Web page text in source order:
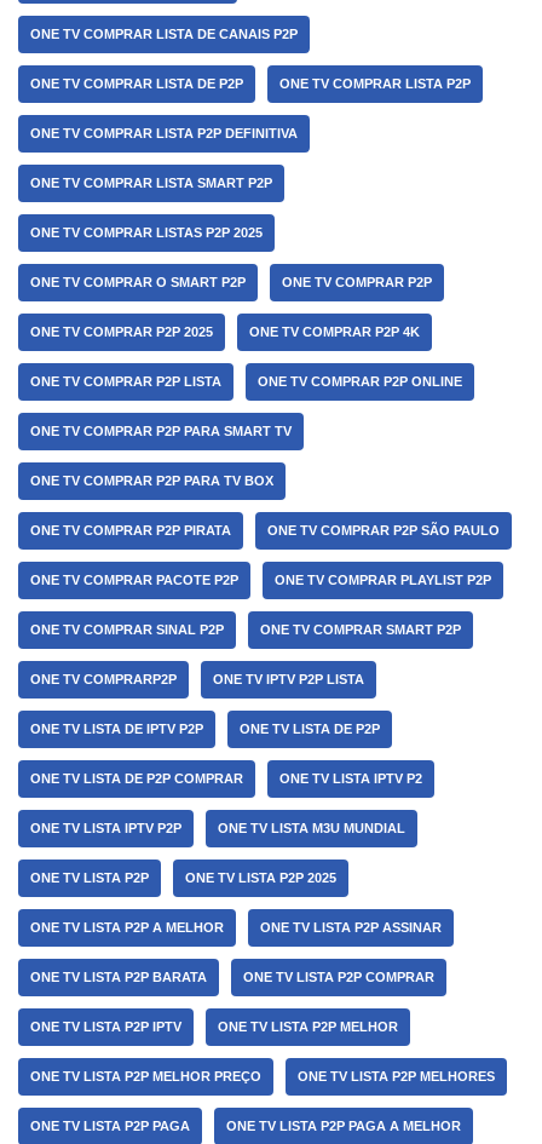
ONE TV COMPRAR LISTA DE CANAIS P2P
ONE TV COMPRAR LISTA DE P2P ONE TV COMPRAR LISTA P2P
ONE TV COMPRAR LISTA P2P DEFINITIVA
ONE TV COMPRAR LISTA SMART P2P
ONE TV COMPRAR LISTAS P2P 2025
ONE TV COMPRAR O SMART P2P ONE TV COMPRAR P2P
ONE TV COMPRAR P2P 2025 ONE TV COMPRAR P2P 4K
ONE TV COMPRAR P2P LISTA ONE TV COMPRAR P2P ONLINE
ONE TV COMPRAR P2P PARA SMART TV
ONE TV COMPRAR P2P PARA TV BOX
ONE TV COMPRAR P2P PIRATA ONE TV COMPRAR P2P SÃO PAULO
ONE TV COMPRAR PACOTE P2P ONE TV COMPRAR PLAYLIST P2P
ONE TV COMPRAR SINAL P2P ONE TV COMPRAR SMART P2P
ONE TV COMPRARP2P ONE TV IPTV P2P LISTA
ONE TV LISTA DE IPTV P2P ONE TV LISTA DE P2P
ONE TV LISTA DE P2P COMPRAR ONE TV LISTA IPTV P2
ONE TV LISTA IPTV P2P ONE TV LISTA M3U MUNDIAL
ONE TV LISTA P2P ONE TV LISTA P2P 2025
ONE TV LISTA P2P A MELHOR ONE TV LISTA P2P ASSINAR
ONE TV LISTA P2P BARATA ONE TV LISTA P2P COMPRAR
ONE TV LISTA P2P IPTV ONE TV LISTA P2P MELHOR
ONE TV LISTA P2P MELHOR PREÇO ONE TV LISTA P2P MELHORES
ONE TV LISTA P2P PAGA ONE TV LISTA P2P PAGA A MELHOR